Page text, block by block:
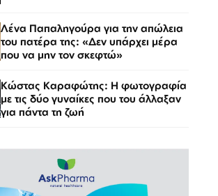
Λένα Παπαληγούρα για την απώλεια
του πατέρα της: «Δεν υπάρχει μέρα
που να μην τον σκεφτώ»
Κώστας Καραφώτης: Η φωτογραφία
με τις δύο γυναίκες που του άλλαξαν
για πάντα τη ζωή